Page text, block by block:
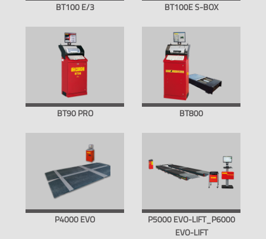
BT100 E/3 BT100E S-BOX
BT90 PRO BT800
P4000 EVO
P5000 EVO-LIFT_P6000
EVO-LIFT